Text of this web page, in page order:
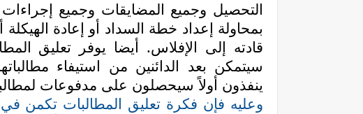
التحصيل وجميع المضايقات وجميع
بمحاولة إعداد خطة السداد أو إعادة
قادته إلى الإفلاس. أيضا يوفر تعليق
سيتمكن بعد الدائنين من استيفاء
ينفذون أولاً سيحصلون على مدفوعات
وعليه فإن فكرة تعليق المطالبات تكمن